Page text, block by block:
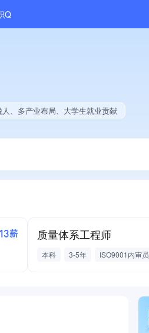
Q
、多产业布局、大学生就业贡献
薪 质量体系工程师
本科 3-5年 ISO9001内审员